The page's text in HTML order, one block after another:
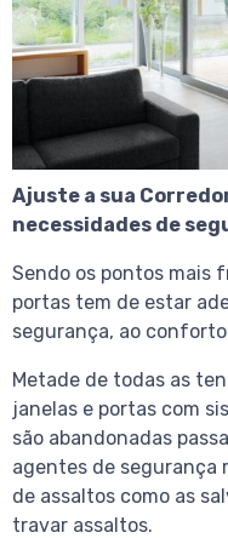
Ajuste a sua
necessidades de
Sendo os pontos mais
portas tem de estar
segurança, ao
Metade de todas as
janelas e portas com
são abandonadas
agentes de segurança
de assaltos como as
travar assaltos.